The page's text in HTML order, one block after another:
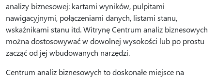
analizy biznesowej: kartami wyników, pulpitami
nawigacyjnymi, połączeniami danych, listami stanu,
wskaźnikami stanu itd. Witrynę Centrum analiz biznesowych
można dostosowywać w dowolnej wysokości lub po prostu
zacząć od jej wbudowanych narzędzi.
Centrum analiz biznesowych to doskonałe miejsce na